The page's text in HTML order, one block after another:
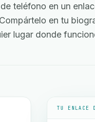
teléfono en un
en tu
lugar donde
TU ENLACE